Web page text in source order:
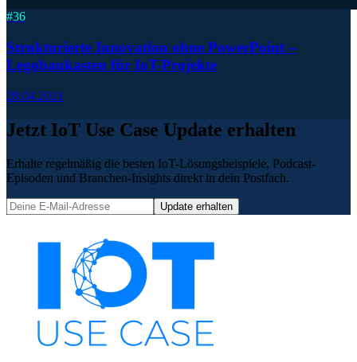
#36
Strukturierte Innovation ohne PowerPoint –
Legobaukasten für IoT-Projekte
28.04.2021
Jetzt IoT Use Case Update erhalten
Erhalte regelmäßig die besten IoT-Lösungsbeispiele, Podcast-
Episoden und Branchen-Insights direkt in dein Postfach.
Update erhalten